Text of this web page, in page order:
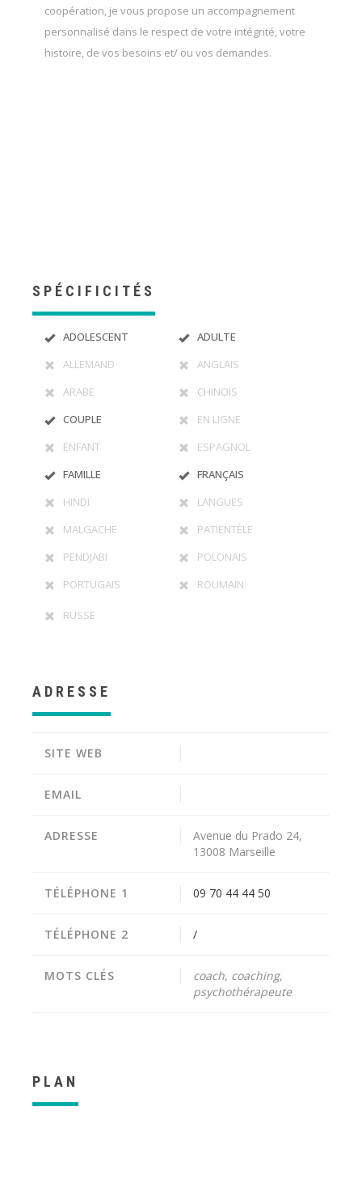
coopération, je vous propose un accompagnement
personnalisé dans le respect de votre intégrité, votre
histoire, de vos besoins et/ ou vos demandes.
SPÉCIFICITÉS
ADOLESCENT
ADULTE
ALLEMAND
ANGLAIS
ARABE
CHINOIS
COUPLE
EN LIGNE
ENFANT
ESPAGNOL
FAMILLE
FRANÇAIS
HINDI
LANGUES
MALGACHE
PATIENTÈLE
PENDJABI
POLONAIS
PORTUGAIS
ROUMAIN
RUSSE
ADRESSE
SITE WEB
EMAIL
ADRESSE
Avenue du Prado 24,
13008 Marseille
TÉLÉPHONE 1 09 70 44 44 50
TÉLÉPHONE 2 /
MOTS CLÉS
coach, coaching,
psychothérapeute
PLAN